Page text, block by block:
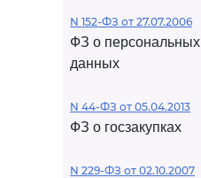
N 152-ФЗ от 27.07.2006
ФЗ о персональных
данных
N 44-ФЗ от 05.04.2013
ФЗ о госзакупках
N 229-ФЗ от 02.10.2007